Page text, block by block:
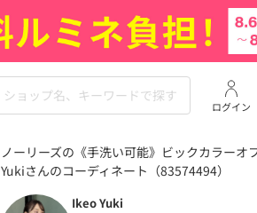
ログイン
ノーリーズの《手洗い可能》ビックカラー
Yukiさんのコーディネート（83574494）
Ikeo Yuki